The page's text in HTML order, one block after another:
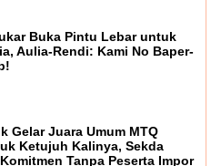
Cair, Kepala Daerah
Infrastruktur Terganggu
Dilakukan Objektif dan
Buka Pintu Lebar untuk
Aulia-Rendi: Kami No Baper-
Gelar Juara Umum MTQ
Ketujuh Kalinya, Sekda
Tanpa Peserta Impor